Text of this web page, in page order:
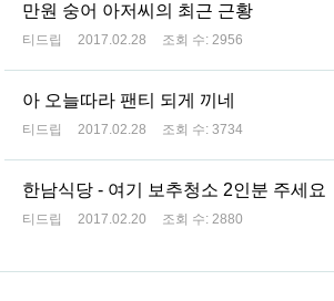
만원 숭어 아저씨의 최근 근황
티드립 2017.02.28 조회 수: 2956
아 오늘따라 팬티 되게 끼네
티드립 2017.02.28 조회 수: 3734
한남식당 - 여기 보추청소 2인분 주세요
티드립 2017.02.20 조회 수: 2880